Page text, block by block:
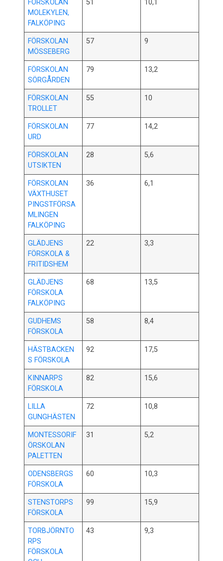
FÖRSKOLAN
MOLEKYLEN,
FALKÖPING
51 10,1
FÖRSKOLAN
MÖSSEBERG
57 9
FÖRSKOLAN
SÖRGÅRDEN
79 13,2
FÖRSKOLAN
TROLLET
55 10
FÖRSKOLAN
URD
77 14,2
FÖRSKOLAN
UTSIKTEN
28 5,6
FÖRSKOLAN
VÄXTHUSET
PINGSTFÖRSA
MLINGEN
FALKÖPING
36 6,1
GLÄDJENS
FÖRSKOLA &
FRITIDSHEM
22 3,3
GLÄDJENS
FÖRSKOLA
FALKÖPING
68 13,5
GUDHEMS
FÖRSKOLA
58 8,4
HÄSTBACKEN
S FÖRSKOLA
92 17,5
KINNARPS
FÖRSKOLA
82 15,6
LILLA
GUNGHÄSTEN
72 10,8
MONTESSORIF
ÖRSKOLAN
PALETTEN
31 5,2
ODENSBERGS
FÖRSKOLA
60 10,3
STENSTORPS
FÖRSKOLA
99 15,9
TORBJÖRNTO
RPS
FÖRSKOLA
43 9,3